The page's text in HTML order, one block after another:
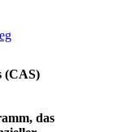
(CAS)
das